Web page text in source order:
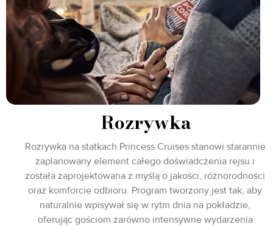
Rozrywka
Rozrywka na statkach Princess Cruises stanowi starannie
zaplanowany element całego doświadczenia rejsu i
została zaprojektowana z myślą o jakości, różnorodności
oraz komforcie odbioru. Program tworzony jest tak, aby
naturalnie wpisywał się w rytm dnia na pokładzie,
oferując gościom zarówno intensywne wydarzenia